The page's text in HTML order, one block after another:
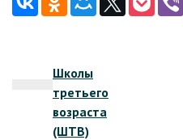
записям
Школы
третьего
возраста
(ШТВ)